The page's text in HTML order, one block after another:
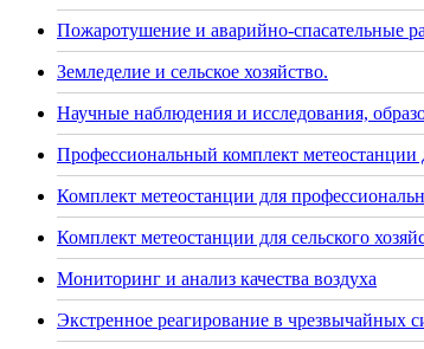
Пожаротушение и аварийно-спасательные
Земледелие и сельское хозяйство.
Научные наблюдения и исследования,
Профессиональный комплект
Комплект метеостанции для
Комплект метеостанции для сельского
Мониторинг и анализ качества воздуха
Экстренное реагирование в чрезвычайных